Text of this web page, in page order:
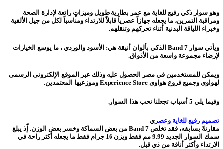
وهو سوار ذكي رفيع للغاية مع عمر بطارية طويل وميزاتٍ رائعة لإدارة الصحة
ومراقبة التمرين، ما يجعله جهازاً عصرياً قابلاً للارتداء ومناسباً لكل من جيل الألفية
وخبراء اللياقة البدنية أثناء تحركهم وتنقلهم.
ويأتي سوار Band 7 الذكي بألوان أنيقة هي: الأسود والوردي ، ما يوسع الخيارات
لإرضاء مجموعة واسعة من الأذواق.
ويمكن للمستخدمين في مصر الحصول عليه وذلك عبر الموقع الإلكترونى الرسمى
لهواوى وجميع فروع هواوى Experience Store وموزعيها المعتمدين.
وفيما يلي 5 أسباب تجعلنا نحب هذا السوار.
تصميم رفيع للغاية وعصر ي
مقارنةً بسابقه، فقد تخلص Band 7 من بعض السماكة وخسر بعض الوزن. إّذ يبلغ
سمك السوار الجديد 9.99 مم فقط ويزن 16 جرام فقط ما يجعله أكثر راحة في
الارتداء وأكثر أناقة من ذي قبل.